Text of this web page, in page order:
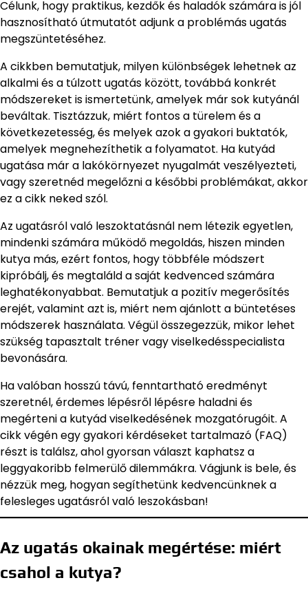
Célunk, hogy praktikus, kezdők és haladók számára is jól
hasznosítható útmutatót adjunk a problémás ugatás
megszüntetéséhez.
A cikkben bemutatjuk, milyen különbségek lehetnek az
alkalmi és a túlzott ugatás között, továbbá konkrét
módszereket is ismertetünk, amelyek már sok kutyánál
beváltak. Tisztázzuk, miért fontos a türelem és a
következetesség, és melyek azok a gyakori buktatók,
amelyek megnehezíthetik a folyamatot. Ha kutyád
ugatása már a lakókörnyezet nyugalmát veszélyezteti,
vagy szeretnéd megelőzni a későbbi problémákat, akkor
ez a cikk neked szól.
Az ugatásról való leszoktatásnál nem létezik egyetlen,
mindenki számára működő megoldás, hiszen minden
kutya más, ezért fontos, hogy többféle módszert
kipróbálj, és megtaláld a saját kedvenced számára
leghatékonyabbat. Bemutatjuk a pozitív megerősítés
erejét, valamint azt is, miért nem ajánlott a büntetéses
módszerek használata. Végül összegezzük, mikor lehet
szükség tapasztalt tréner vagy viselkedésspecialista
bevonására.
Ha valóban hosszú távú, fenntartható eredményt
szeretnél, érdemes lépésről lépésre haladni és
megérteni a kutyád viselkedésének mozgatórugóit. A
cikk végén egy gyakori kérdéseket tartalmazó (FAQ)
részt is találsz, ahol gyorsan választ kaphatsz a
leggyakoribb felmerülő dilemmákra. Vágjunk is bele, és
nézzük meg, hogyan segíthetünk kedvencünknek a
felesleges ugatásról való leszokásban!
Az ugatás okainak megértése: miért
csahol a kutya?